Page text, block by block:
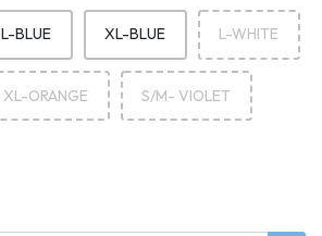
L-BLUE XL-BLUE L-WHITE
XL-ORANGE S/M- VIOLET